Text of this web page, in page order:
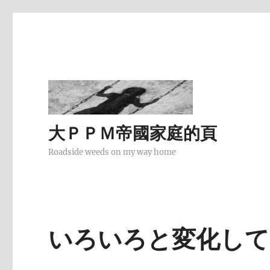
大ＰＰＭ帝國家庭的頁
Roadside weeds on my way home
いろいろと変化し